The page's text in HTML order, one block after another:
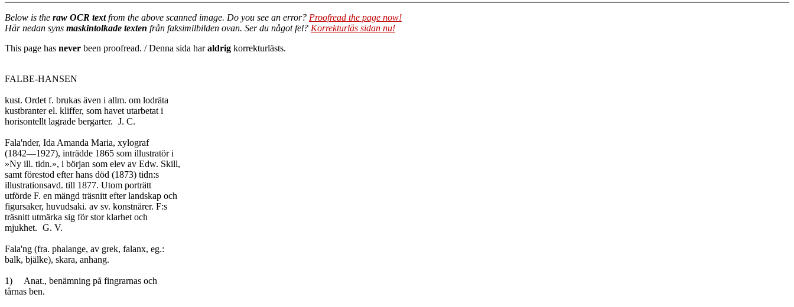
Below is the raw OCR textfrom the above scanned image. Do you see an error? Proofread the page now!
Här nedan syns maskintolkade texten från faksimilbilden ovan. Ser du något fel? Korrekturläs sidan nu!
This page has never been proofread. / Denna sida haraldrig korrekturlästs.
FALBE-HANSEN
kust. Ordet f. brukas även i allm. om lodräta
kustbranter el. kliffer, som havet utarbetat i
horisontellt lagrade bergarter.	J. C.
Fala'nder, Ida Amanda Maria, xylograf
(1842—1927), inträdde 1865 som illustratör i
»Ny ill. tidn.», i början som elev av Edw. Skill,
samt förestod efter hans död (1873) tidn:s
illustrationsavd. till 1877. Utom porträtt
utförde F. en mängd träsnitt efter landskap och
figursaker, huvudsaki. av sv. konstnärer. F:s
träsnitt utmärka sig för stor klarhet och
mjukhet.	G. V.
Fala'ng (fra. phalange, av grek, falanx, eg.:
balk, bjälke), skara, anhang.
1)	Anat., benämning på fingrarnas och
tårnas ben.